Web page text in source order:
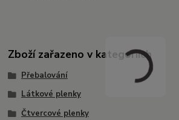
Zboží zařazeno v kategoriích
Přebalování
Látkové plenky
Čtvercové plenky